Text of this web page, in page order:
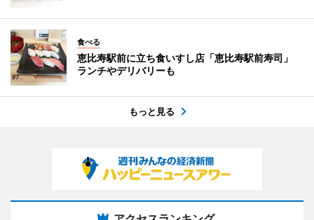
食べる
恵比寿駅前に立ち食いすし店「恵比寿駅前寿司」
ランチやデリバリーも
もっと見る